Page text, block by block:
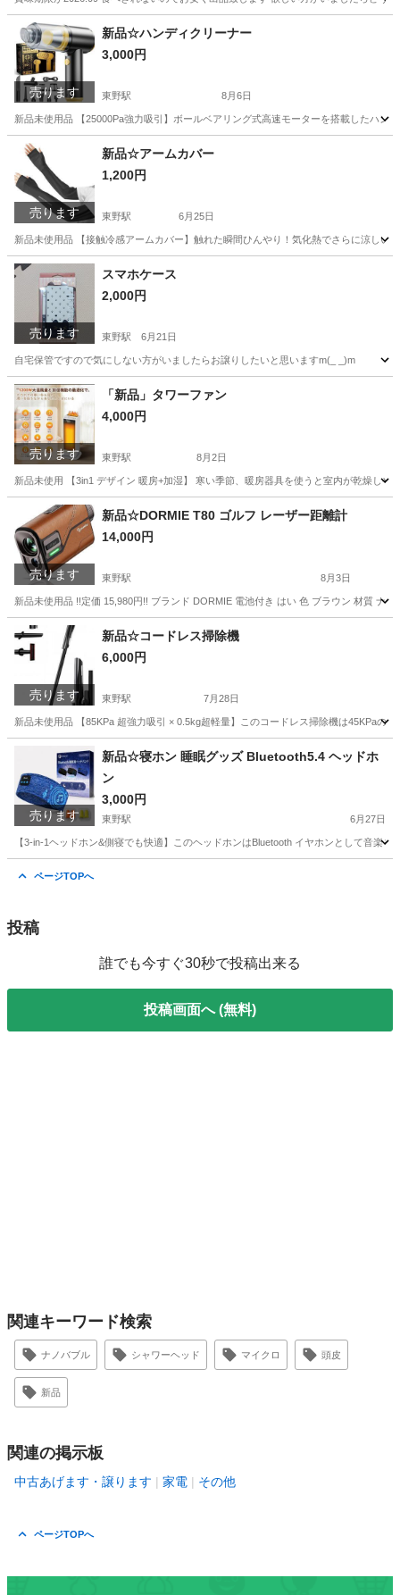
京都 京都市 東野駅 食品
売ります
新品☆ハンディクリーナー
3,000円
東野駅 8月6日
新品未使用品 【25000Pa強力吸引】ボールベアリング式高速モーターを搭載したハ
京都 東野駅 生活家電
売ります
新品☆アームカバー
1,200円
東野駅 6月25日
新品未使用品 【接触冷感アームカバー】触れた瞬間ひんやり！気化熱でさらに涼し
京都 京都市 東野駅
売ります
スマホケース
2,000円
東野駅 6月21日
自宅保管ですので気にしない方がいましたらお譲りしたいと思いますm(_ _)m
京都 京都市 東野駅
売ります
「新品」タワーファン
4,000円
東野駅 8月2日
新品未使用 【3in1 デザイン 暖房+加湿】 寒い季節、暖房器具を使うと室内が乾燥し
京都市 東野駅 季節、空調家電
売ります
新品☆DORMIE T80 ゴルフ レーザー距離計
14,000円
東野駅 8月3日
新品未使用品 !!定価 15,980円!! ブランド DORMIE 電池付き はい 色 ブラウン 材質 ナ
京都 京都市 東野駅 ゴルフ
売ります
新品☆コードレス掃除機
6,000円
東野駅 7月28日
新品未使用品 【85KPa 超強力吸引 × 0.5kg超軽量】このコードレス掃除機は45KPaの
京都市 東野駅 生活家電
売ります
新品☆寝ホン 睡眠グッズ Bluetooth5.4 ヘッドホ
ン
3,000円
東野駅 6月27日
【3-in-1ヘッドホン&側寝でも快適】このヘッドホンはBluetooth イヤホンとして音楽
ページTOPへ
投稿
誰でも今すぐ30秒で投稿出来る
投稿画面へ (無料)
関連キーワード検索
ナノバブル シャワーヘッド マイクロ 頭皮
新品
関連の掲示板
中古あげます・譲ります 家電 その他
ページTOPへ